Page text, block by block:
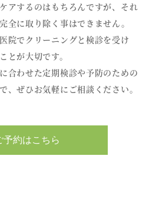
アするのはもちろんですが、それ
全に取り除く事はできません。
院でクリーニングと検診を受け
とが大切です。
合わせた定期検診や予防のための
、ぜひお気軽にご相談ください。
予約はこちら